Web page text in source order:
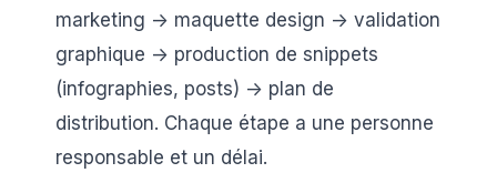
marketing -> maquette design -> validation
graphique -> production de snippets
(infographies, posts) -> plan de
distribution. Chaque étape a une personne
responsable et un délai.